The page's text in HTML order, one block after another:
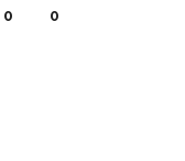
0 0